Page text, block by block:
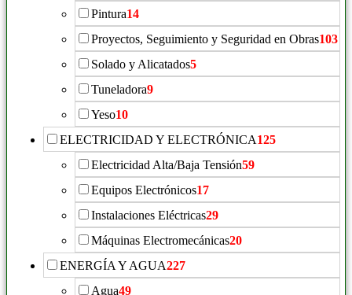
Pintura14
Proyectos, Seguimiento y Seguridad en Obras103
Solado y Alicatados5
Tuneladora9
Yeso10
ELECTRICIDAD Y ELECTRÓNICA125
Electricidad Alta/Baja Tensión59
Equipos Electrónicos17
Instalaciones Eléctricas29
Máquinas Electromecánicas20
ENERGÍA Y AGUA227
Agua49